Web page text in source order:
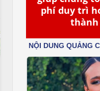
phí duy trì
thành